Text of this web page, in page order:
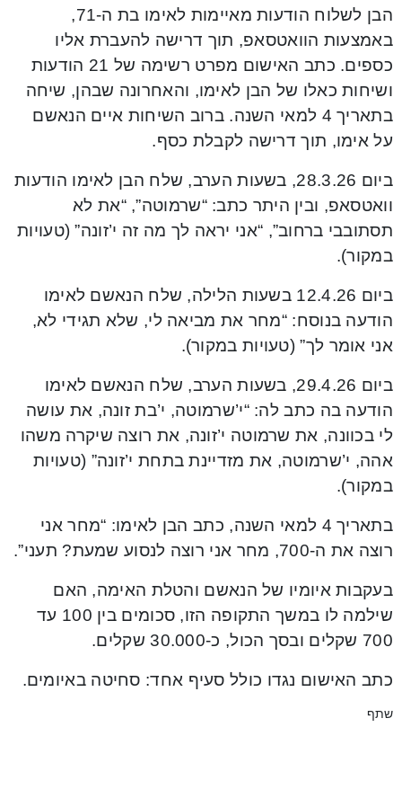
הבן לשלוח הודעות מאיימות לאימו בת ה-71,
באמצעות הוואטסאפ, תוך דרישה להעברת אליו
כספים. כתב האישום מפרט רשימה של 21 הודעות
ושיחות כאלו של הבן לאימו, והאחרונה שבהן, שיחה
בתאריך 4 למאי השנה. ברוב השיחות איים הנאשם
על אימו, תוך דרישה לקבלת כסף.
ביום 28.3.26, בשעות הערב, שלח הבן לאימו הודעות
וואטסאפ, ובין היתר כתב: “שרמוטה”, “את לא
תסתובבי ברחוב”, “אני יראה לך מה זה י’זונה” (טעויות
במקור).
ביום 12.4.26 בשעות הלילה, שלח הנאשם לאימו
הודעה בנוסח: “מחר את מביאה לי, שלא תגידי לא,
אני אומר לך” (טעויות במקור).
ביום 29.4.26, בשעות הערב, שלח הנאשם לאימו
הודעה בה כתב לה: “י’שרמוטה, י’בת זונה, את עושה
לי בכוונה, את שרמוטה י’זונה, את רוצה שיקרה משהו
אהה, י’שרמוטה, את מזדיינת בתחת י’זונה” (טעויות
במקור).
בתאריך 4 למאי השנה, כתב הבן לאימו: “מחר אני
רוצה את ה-700, מחר אני רוצה לנסוע שמעת? תעני”.
בעקבות איומיו של הנאשם והטלת האימה, האם
שילמה לו במשך התקופה הזו, סכומים בין 100 עד
700 שקלים ובסך הכול, כ-30.000 שקלים.
כתב האישום נגדו כולל סעיף אחד: סחיטה באיומים.
שתף